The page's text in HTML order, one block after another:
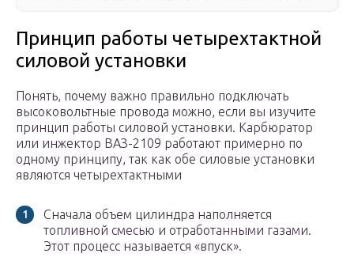
Принцип работы четырехтактной
силовой установки
Понять, почему важно правильно подключать
высоковольтные провода можно, если вы изучите
принцип работы силовой установки. Карбюратор
или инжектор ВАЗ-2109 работают примерно по
одному принципу, так как обе силовые установки
являются четырехтактными
Сначала объем цилиндра наполняется
топливной смесью и отработанными газами.
Этот процесс называется «впуск».